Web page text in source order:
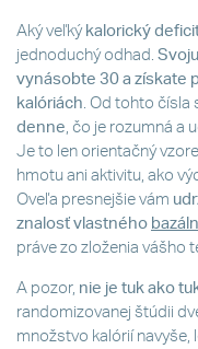
Aký veľký kalorický
jednoduchý odhad.
vynásobte 30 a získate
kalóriách . Od tohto
denne , čo je rozumná a
Je to len orientačný
hmotu ani aktivitu, ako
Oveľa presnejšie vám
znalosť vlastného
práve zo zloženia vášho
A pozor, nie je tuk ako
randomizovanej štúdii
množstvo kalórií navyše,